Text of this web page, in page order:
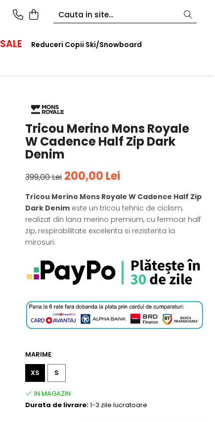
SALE Reduceri Copii Ski/Snowboard
Tricou Merino Mons Royale
W Cadence Half Zip Dark
Denim
399,00 Lei 200,00 Lei
Tricou Merino Mons Royale W Cadence Half Zip
Dark Denim este un tricou tehnic de ciclism,
realizat din lana merino premium, cu fermoar half
zip, respirabilitate excelenta si rezistenta la
mirosuri.
MARIME:
XS
S
Durata de livrare:1-3 zile lucratoare